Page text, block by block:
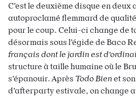
C’est le deuxième disque en deux
autoproclamé flemmard de
pour le coup. Celui-ci change de
désormais sous l’égide de Baco
français dont le jardin est
structure à taille humaine où le
s’épanouir. Après Todo Bienet
d’afterparty estivale, on change